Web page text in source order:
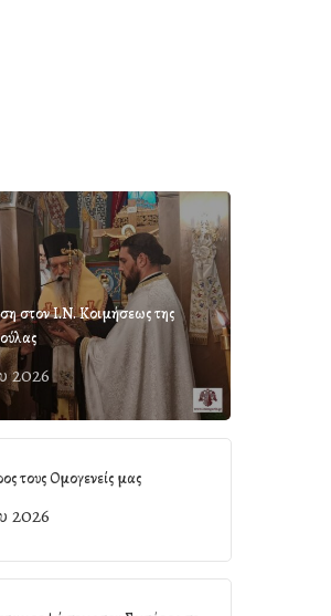
στον Ι.Ν. Κοιμήσεως της
2026
τους Ομογενείς μας
2026